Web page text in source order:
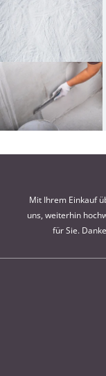
Mit Ihrem Einkauf
uns, weiterhin
für Sie.